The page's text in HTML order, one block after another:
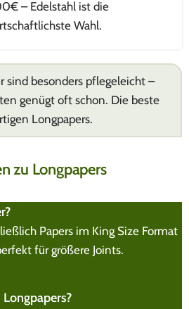
– Edelstahl ist die
Wahl.
sind besonders pflegeleicht –
genügt oft schon. Die beste
Longpapers.
zu Longpapers
Papers im King Size Format
für größere Joints.